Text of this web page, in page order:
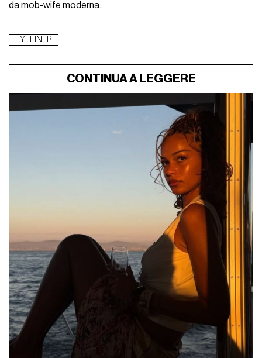
damob-wife moderna.
EYELINER
CONTINUA A LEGGERE